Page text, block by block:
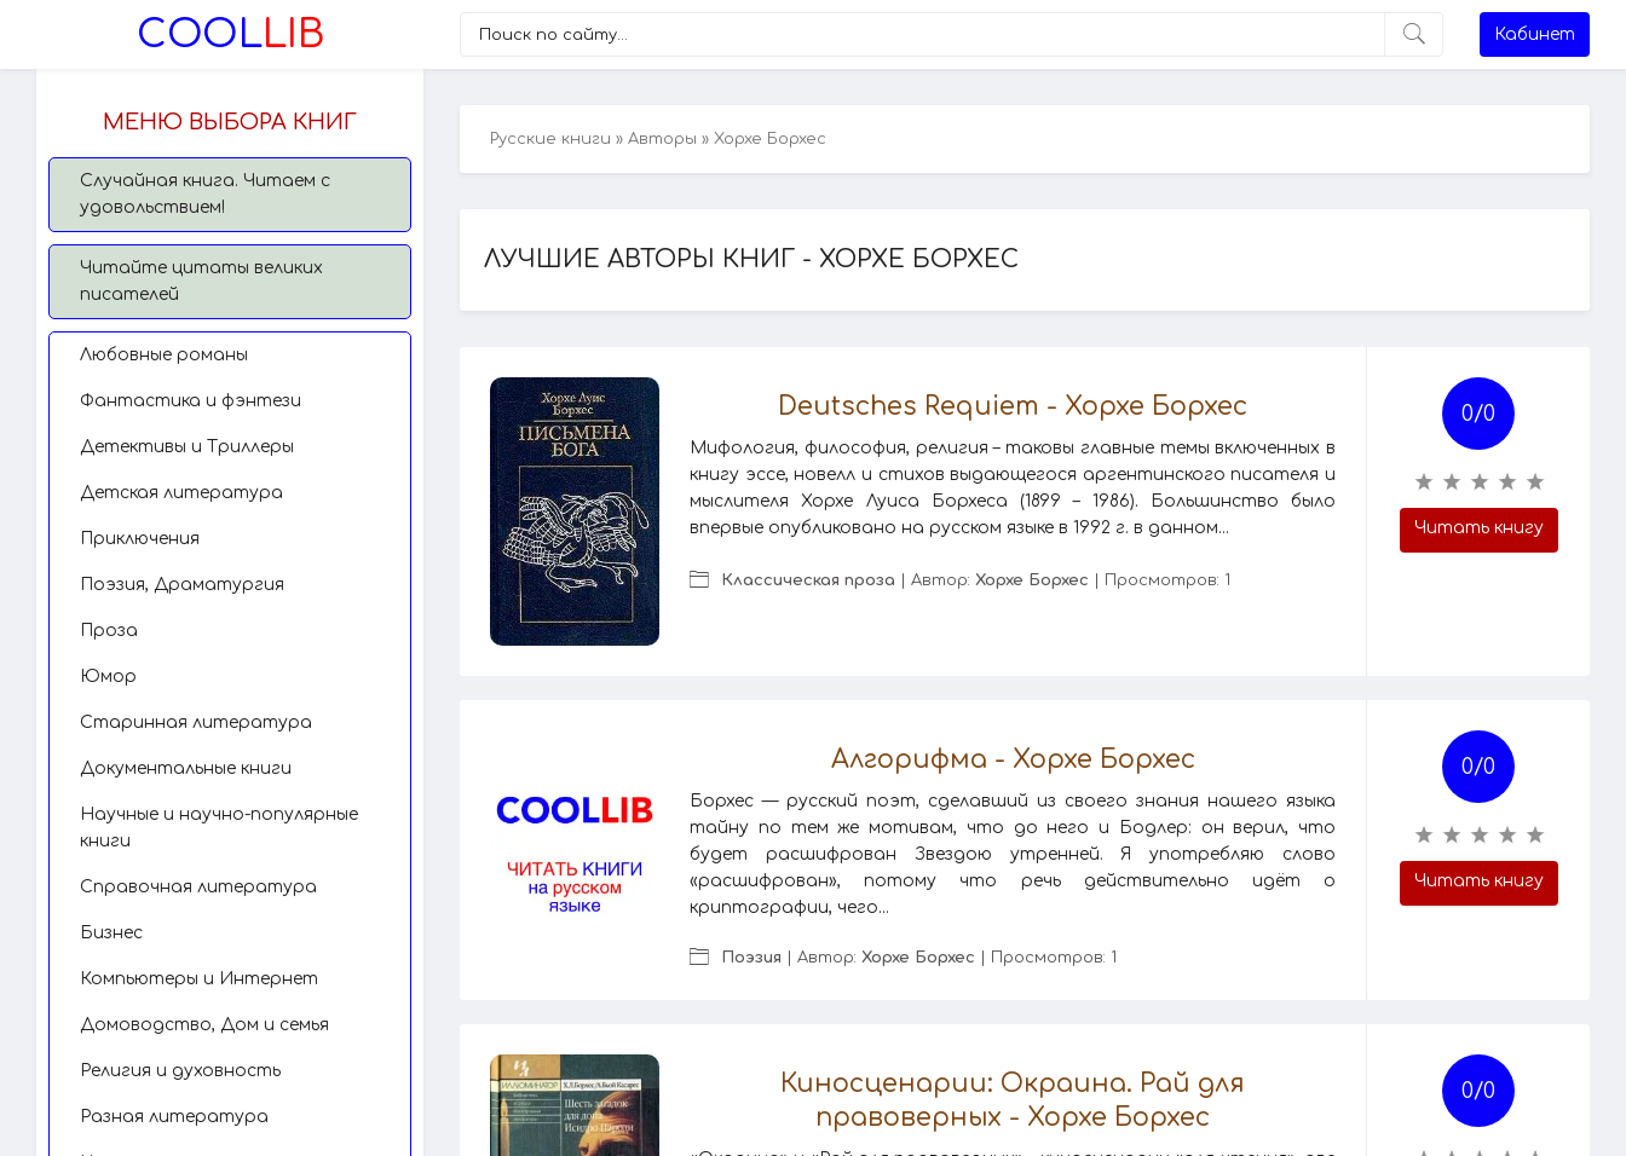
COOLLIB Кабинет
МЕНЮ ВЫБОРА КНИГ
Случайная книга. Читаем с
удовольствием!
Читайте цитаты великих
писателей
Любовные романы
Фантастика и фэнтези
Детективы и Триллеры
Детская литература
Приключения
Поэзия, Драматургия
Проза
Юмор
Старинная литература
Документальные книги
Научные и научно-популярные
книги
Справочная литература
Бизнес
Компьютеры и Интернет
Домоводство, Дом и семья
Религия и духовность
Разная литература
Русские книги » Авторы » Хорхе Борхес
ЛУЧШИЕ АВТОРЫ КНИГ - ХОРХЕ БОРХЕС
Deutsches Requiem - Хорхе Борхес
Мифология, философия, религия – таковы главные темы включенных в
книгу эссе, новелл и стихов выдающегося аргентинского писателя и
мыслителя Хорхе Луиса Борхеса (1899 – 1986). Большинство было
впервые опубликовано на русском языке в 1992 г. в данном...
Классическая проза | Автор: Хорхе Борхес | Просмотров: 1
0/0
Читать книгу
Алгорифма - Хорхе Борхес
Борхес — русский поэт, сделавший из своего знания нашего языка
тайну по тем же мотивам, что до него и Бодлер: он верил, что
будет расшифрован Звездою утренней. Я употребляю слово
«расшифрован», потому что речь действительно идёт о
криптографии, чего...
Поэзия | Автор: Хорхе Борхес | Просмотров: 1
0/0
Читать книгу
Киносценарии: Окраина. Рай для
правоверных - Хорхе Борхес
0/0